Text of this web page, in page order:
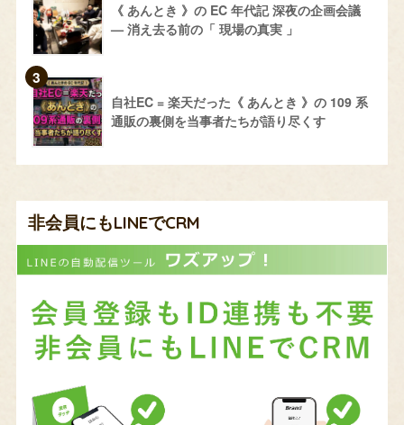
《 あんとき 》の EC 年代記 深夜の企画会議
— 消え去る前の「 現場の真実 」
自社EC = 楽天だった《 あんとき 》の 109 系
通販の裏側を当事者たちが語り尽くす
非会員にもLINEでCRM